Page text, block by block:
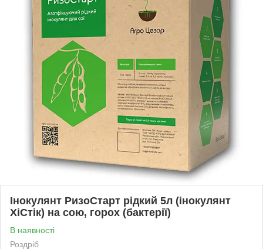
Інокулянт РизоСтарт рідкий 5л (інокулянт
ХіСтік) на сою, горох (бактерії)
В наявності
Роздріб